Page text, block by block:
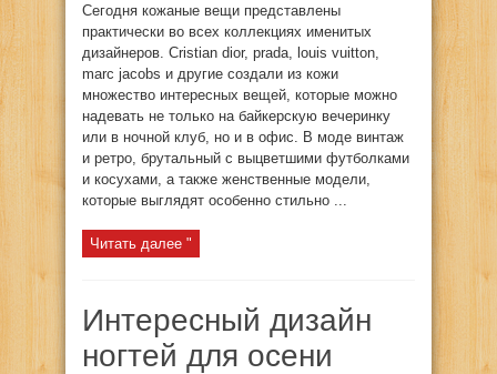
Сегодня кожаные вещи представлены
практически во всех коллекциях именитых
дизайнеров. Cristian dior, prada, louis vuitton,
marc jacobs и другие создали из кожи
множество интересных вещей, которые можно
надевать не только на байкерскую вечеринку
или в ночной клуб, но и в офис. В моде винтаж
и ретро, брутальный с выцветшими футболками
и косухами, а также женственные модели,
которые выглядят особенно стильно ...
Читать далее "
Интересный дизайн
ногтей для осени